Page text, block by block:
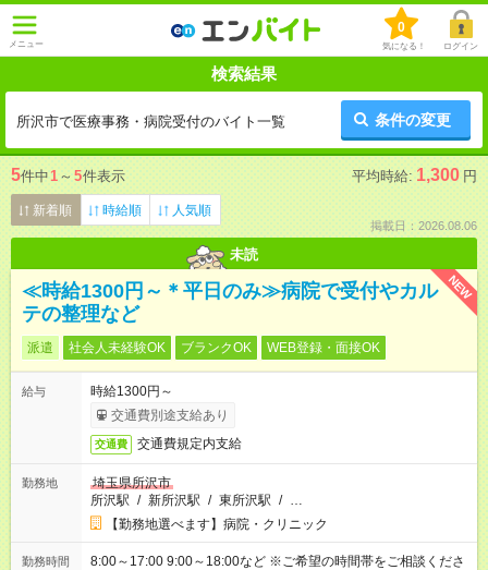
メニュー
0
気になる！ ログイン
検索結果
所沢市で医療事務・病院受付のバイト一覧 条件の変更
5件中1 ～ 5件表示 平均時給: 1,300 円
新着順 時給順 人気順
掲載日：2026.08.06
未読
NEW
≪時給1300円～＊平日のみ≫病院で受付やカル
テの整理など
派遣 社会人未経験OK ブランクOK WEB登録・面接OK
給与
時給1300円～
交通費別途支給あり
交通費 交通費規定内支給
勤務地
埼玉県所沢市
所沢駅 / 新所沢駅 / 東所沢駅 / …
【勤務地選べます】病院・クリニック
勤務時間
8:00～17:00 9:00～18:00など ※ご希望の時間帯をご相談くださ